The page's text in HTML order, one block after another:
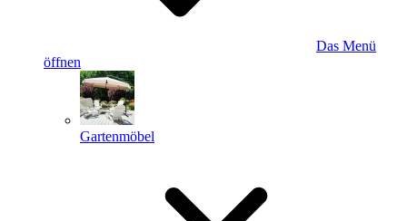
Das Menü
öffnen
Gartenmöbel